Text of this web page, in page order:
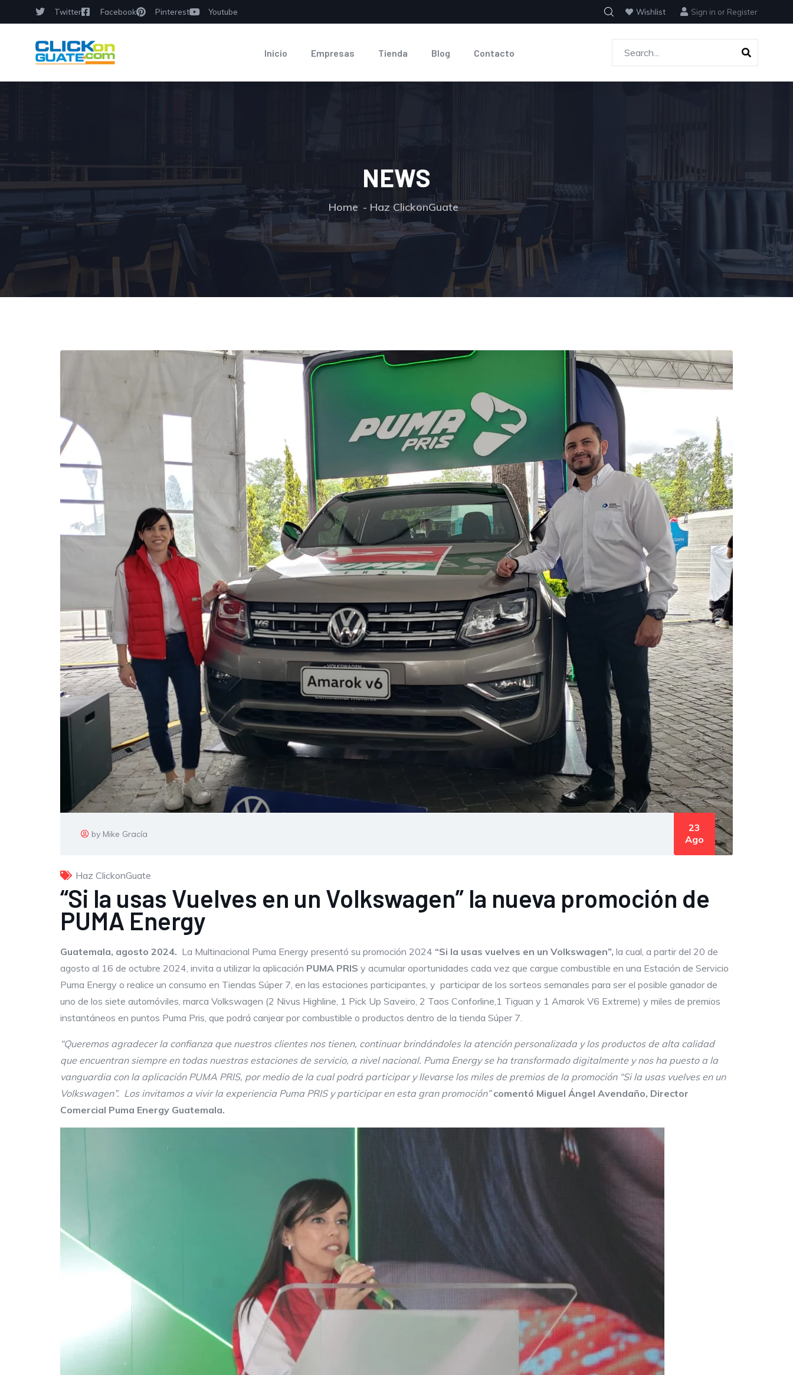
Twitter Facebook Pinterest Youtube Wishlist Sign in or Register
Inicio Empresas Tienda Blog Contacto
NEWS
Home Haz ClickonGuate
by Mike Gracía
23
Ago
Haz ClickonGuate
“Si la usas Vuelves en un Volkswagen” la nueva promoción de
PUMA Energy
Guatemala, agosto 2024. La Multinacional Puma Energy presentó su promoción 2024 “Si la usas vuelves en un Volkswagen”, la cual, a partir del 20 de
agosto al 16 de octubre 2024, invita a utilizar la aplicación PUMA PRIS y acumular oportunidades cada vez que cargue combustible en una Estación de Servicio
Puma Energy o realice un consumo en Tiendas Súper 7, en las estaciones participantes, y participar de los sorteos semanales para ser el posible ganador de
uno de los siete automóviles, marca Volkswagen (2 Nivus Highline, 1 Pick Up Saveiro, 2 Taos Conforline,1 Tiguan y 1 Amarok V6 Extreme) y miles de premios
instantáneos en puntos Puma Pris, que podrá canjear por combustible o productos dentro de la tienda Súper 7.
“Queremos agradecer la confianza que nuestros clientes nos tienen, continuar brindándoles la atención personalizada y los productos de alta calidad
que encuentran siempre en todas nuestras estaciones de servicio, a nivel nacional. Puma Energy se ha transformado digitalmente y nos ha puesto a la
vanguardia con la aplicación PUMA PRIS, por medio de la cual podrá participar y llevarse los miles de premios de la promoción “Si la usas vuelves en un
Volkswagen”. Los invitamos a vivir la experiencia Puma PRIS y participar en esta gran promoción” comentó Miguel Ángel Avendaño, Director
Comercial Puma Energy Guatemala.